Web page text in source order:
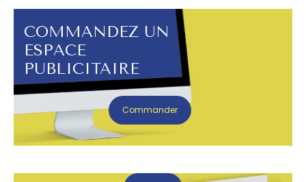
COMMANDEZ UN
ESPACE
PUBLICITAIRE
Commander